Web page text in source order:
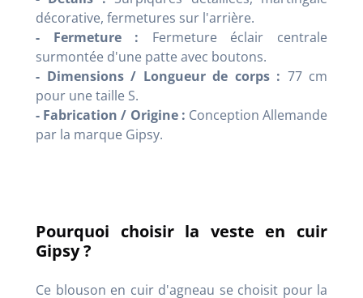
décorative, fermetures sur l'arrière.
- Fermeture : Fermeture éclair centrale
surmontée d'une patte avec boutons.
- Dimensions / Longueur de corps : 77 cm
pour une taille S.
- Fabrication / Origine : Conception Allemande
par la marque Gipsy.
Pourquoi choisir la veste en cuir
Gipsy ?
Ce blouson en cuir d'agneau se choisit pour la